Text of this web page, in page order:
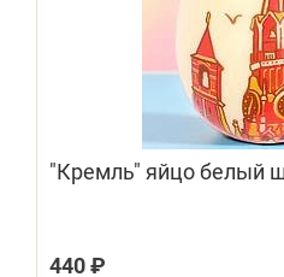
"Кремль" яйцо белый
440 ₽